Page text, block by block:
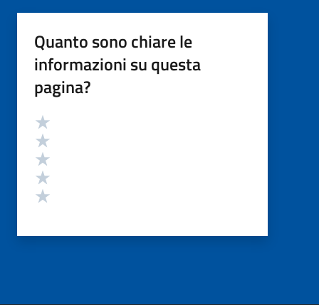
Quanto sono chiare le
informazioni su questa
pagina?
Valutazione